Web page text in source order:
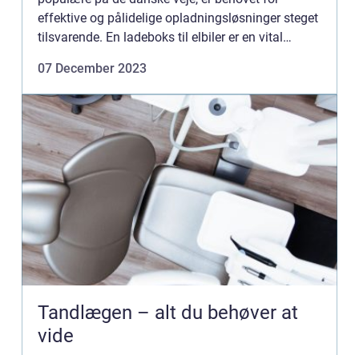
effektive og pålidelige opladningsløsninger steget
tilsvarende. En ladeboks til elbiler er en vital
07 December 2023
Tandlægen – alt du behøver at
vide